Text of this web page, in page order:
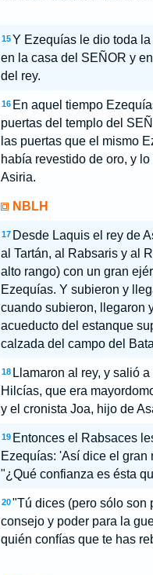
15 Y Ezequías le dio toda
en la casa del SEÑOR y
del rey.
16 En aquel tiempo
puertas del templo del
las puertas que el mismo
había revestido de oro, y
Asiria.
NBLH
17 Desde Laquis el rey de
al Tartán, al Rabsaris y al
alto rango) con un gran
Ezequías. Y subieron y
cuando subieron, llegaron
acueducto del estanque
calzada del campo del
18 Llamaron al rey, y salió
Hilcías, que era
y el cronista Joa, hijo de
19 Entonces el Rabsaces
Ezequías: 'Así dice el gran
"¿Qué confianza es ésta
20 "Tú dices (pero sólo son
consejo y poder para la
quién confías que te has